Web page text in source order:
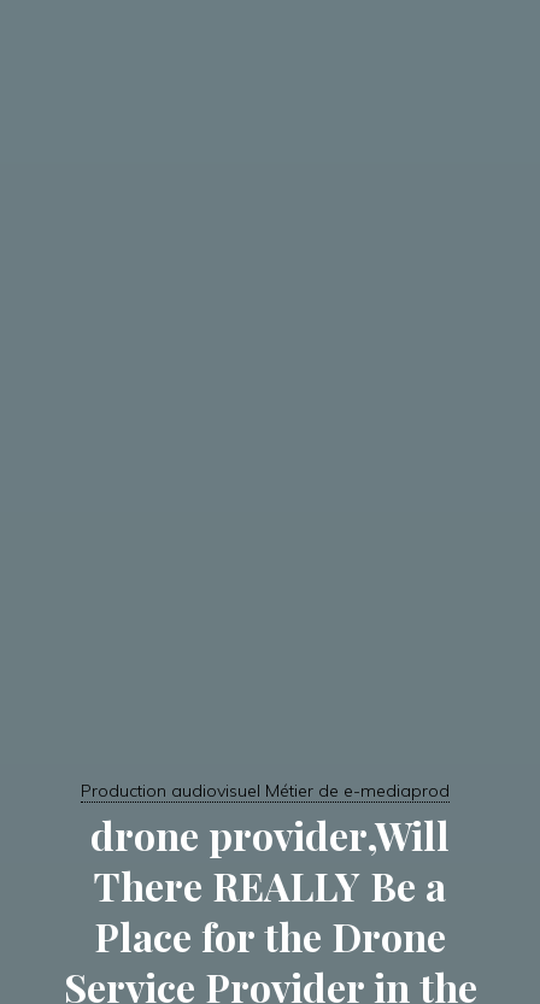
Production audiovisuel Métier de e-mediaprod
drone provider,Will
There REALLY Be a
Place for the Drone
Service Provider in the